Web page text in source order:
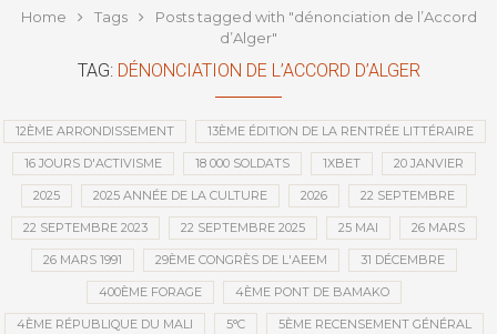
Home Tags
Posts tagged with "dénonciation de l’Accord
d’Alger"
TAG: DÉNONCIATION DE L’ACCORD D’ALGER
12ÈME ARRONDISSEMENT 13ÈME ÉDITION DE LA RENTRÉE LITTÉRAIRE
16 JOURS D'ACTIVISME 18 000 SOLDATS 1XBET 20 JANVIER
2025 2025 ANNÉE DE LA CULTURE 2026 22 SEPTEMBRE
22 SEPTEMBRE 2023 22 SEPTEMBRE 2025 25 MAI 26 MARS
26 MARS 1991 29ÈME CONGRÈS DE L'AEEM 31 DÉCEMBRE
400ÈME FORAGE 4ÈME PONT DE BAMAKO
4ÈME RÉPUBLIQUE DU MALI 5°C 5ÈME RECENSEMENT GÉNÉRAL